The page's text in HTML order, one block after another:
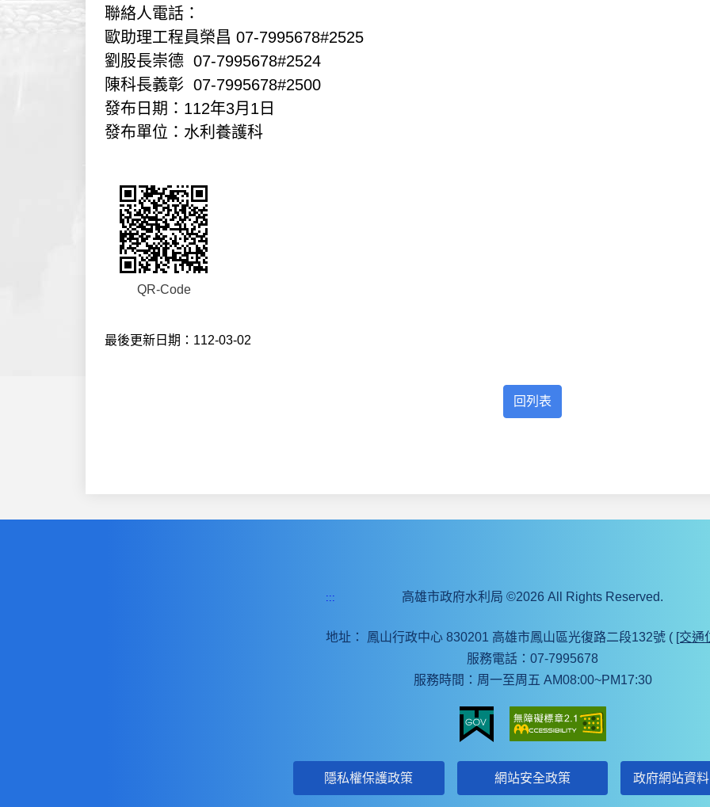
聯絡人電話：
歐助理工程員榮昌 07-7995678#2525
劉股長崇德 07-7995678#2524
陳科長義彰 07-7995678#2500
發布日期：112年3月1日
發布單位：水利養護科
QR-Code
最後更新日期：112-03-02
::: 高雄市政府水利局 ©2026 All Rights Reserved.
地址： 鳳山行政中心 830201 高雄市鳳山區光復路二段132號 ( [交通
服務電話：07-7995678
服務時間：周一至周五 AM08:00~PM17:30
隱私權保護政策 網站安全政策 政府網站資